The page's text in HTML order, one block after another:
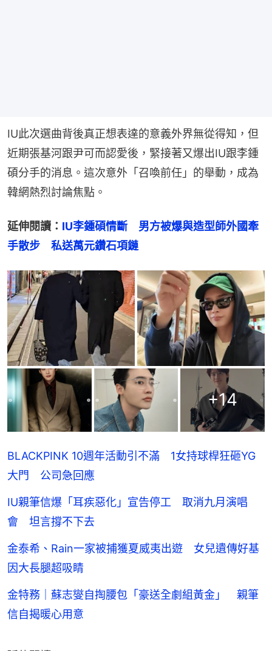
IU此次選曲背後真正想表達的意義外界無從得知，但
近期張基河跟尹可而認愛後，緊接著又爆出IU跟李鍾
碩分手的消息。這次意外「召喚前任」的舉動，成為
韓網熱烈討論焦點。
延伸閱讀： IU李鍾碩情斷　男方被爆與造型師外國牽
手散步　私送萬元鑽石項鏈
+14
BLACKPINK 10週年活動引不滿 1女持球桿狂砸YG
大門 公司急回應
IU親筆信爆「耳疾惡化」宣告停工 取消九月演唱
會 坦言撐不下去
金泰希、Rain一家被捕獲夏威夷出遊 女兒遺傳好基
因大長腿超吸睛
金特務｜蘇志燮自掏腰包「豪送全劇組黃金」 親筆
信自揭暖心用意